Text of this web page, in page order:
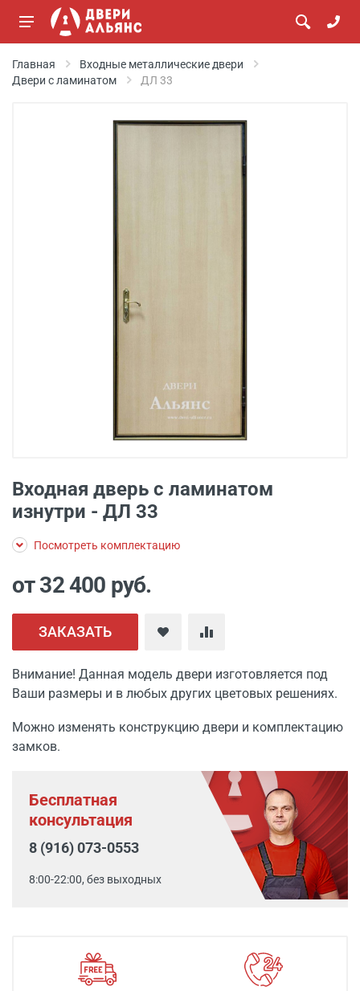
Главная
Входные металлические двери
Двери с ламинатом
ДЛ 33
Входная дверь с ламинатом
изнутри - ДЛ 33
Посмотреть комплектацию
от 32 400 руб.
ЗАКАЗАТЬ
Внимание! Данная модель двери изготовляется под
Ваши размеры и в любых других цветовых решениях.
Можно изменять конструкцию двери и комплектацию
замков.
Бесплатная
консультация
8 (916) 073-0553
8:00-22:00, без выходных